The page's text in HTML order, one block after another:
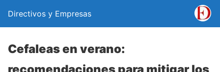
Directivos y Empresas
Cefaleas en verano: